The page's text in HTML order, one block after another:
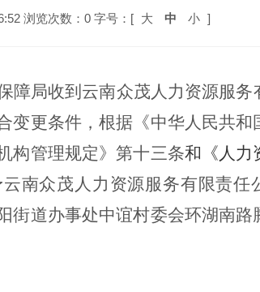
浏览次数：0 字号：[ 大 中 小 ]
障局收到 云南众茂人力资源服务
变更条件，根据 《中华人民共
构管理规定》第十三条和 《人
云南众茂人力资源服务有限责任
街道办事处中谊村委会环湖南路